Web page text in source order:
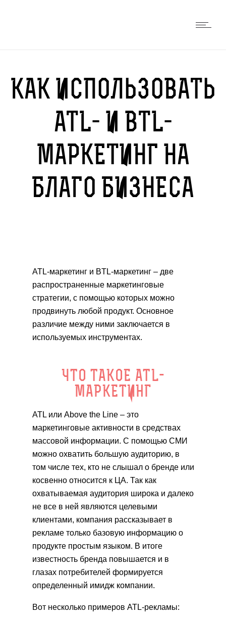
КАК ИСПОЛЬЗОВАТЬ
ATL- И BTL-
МАРКЕТИНГ НА
БЛАГО БИЗНЕСА
ATL-маркетинг и BTL-маркетинг – две
распространенные маркетинговые
стратегии, с помощью которых можно
продвинуть любой продукт. Основное
различие между ними заключается в
используемых инструментах.
ЧТО ТАКОЕ ATL-
МАРКЕТИНГ
ATL или Above the Line – это
маркетинговые активности в средствах
массовой информации. С помощью СМИ
можно охватить большую аудиторию, в
том числе тех, кто не слышал о бренде или
косвенно относится к ЦА. Так как
охватываемая аудитория широка и далеко
не все в ней являются целевыми
клиентами, компания рассказывает в
рекламе только базовую информацию о
продукте простым языком. В итоге
известность бренда повышается и в
глазах потребителей формируется
определенный имидж компании.
Вот несколько примеров ATL-рекламы: